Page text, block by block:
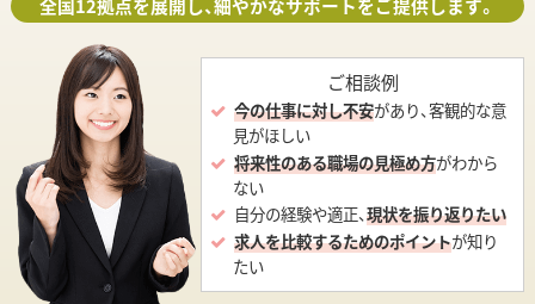
全国12拠点を展開し、細やかなサポートをご提供します。
ご相談例
今の仕事に対し不安があり、客観的な意
見がほしい
将来性のある職場の見極め方がわから
ない
自分の経験や適正、現状を振り返りたい
求人を比較するためのポイントが知り
たい